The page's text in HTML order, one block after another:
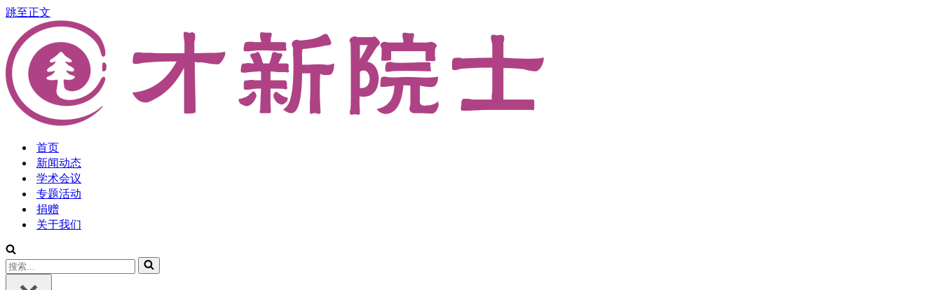
跳至正文
首页
新闻动态
学术会议
专题活动
捐赠
关于我们
搜
索...